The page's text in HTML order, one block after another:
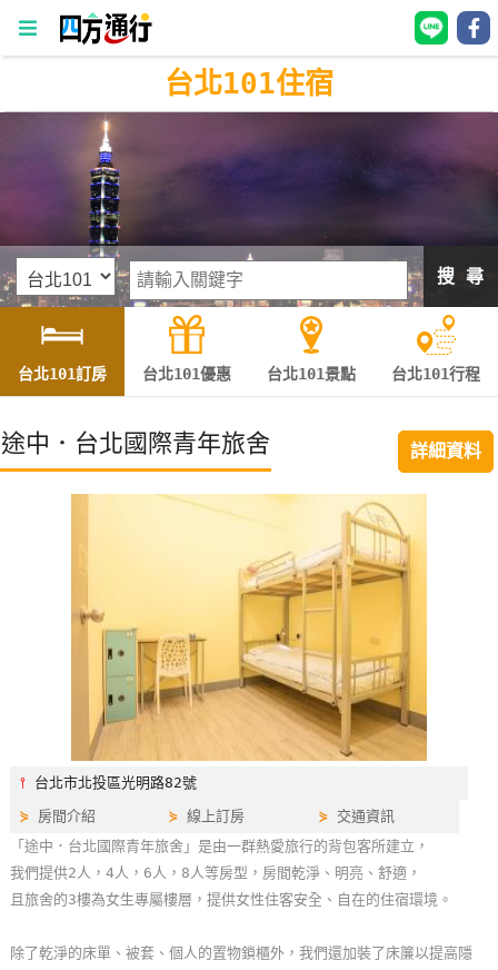
四
房
灣
訂
房
直接跟飯店訂房
網
紅
帶
玩
台北101住宿
搜 尋
台北101訂房 台北101優惠 台北101景點 台北101行程
途中．台北國際青年旅舍 詳細資料
⫯ 台北市北投區光明路82號
⋟ 房間介紹 ⋟線上訂房 ⋟ 交通資訊
「途中．台北國際青年旅舍」是由一群熱愛旅行的背包客所建立，
我們提供2人，4人，6人，8人等房型，房間乾淨、明亮、舒適，
且旅舍的3樓為女生專屬樓層，提供女性住客安全、自在的住宿環境。
除了乾淨的床單、被套、個人的置物鎖櫃外，我們還加裝了床簾以提高隱